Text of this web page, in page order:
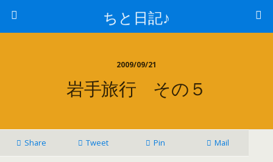
ちと日記♪
2009/09/21
岩手旅行 その５
Share Tweet Pin Mail